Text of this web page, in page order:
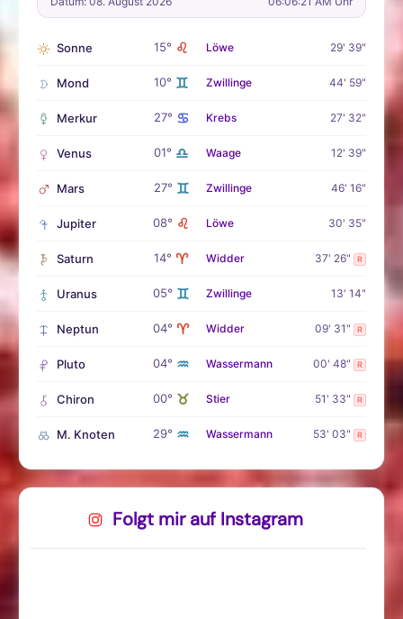
Sonne 15° ♌ Löwe 29' 39"
Mond 10° ♊ Zwillinge 44' 59"
Merkur 27° ♋ Krebs 27' 32"
Venus 01° ♎ Waage 12' 39"
Mars 27° ♊ Zwillinge 46' 16"
Jupiter 08° ♌ Löwe 30' 35"
Saturn 14° ♈ Widder 37' 26" R
Uranus 05° ♊ Zwillinge 13' 14"
Neptun 04° ♈ Widder 09' 31" R
Pluto 04° ♒ Wassermann 00' 48" R
Chiron 00° ♉ Stier 51' 33" R
M. Knoten 29° ♒ Wassermann 53' 03" R
Folgt mir auf Instagram